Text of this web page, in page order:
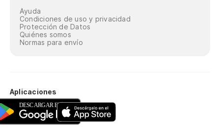
Ayuda
Condiciones de uso y privacidad
Protección de Datos
Quiénes somos
Normas para envío
Aplicaciones